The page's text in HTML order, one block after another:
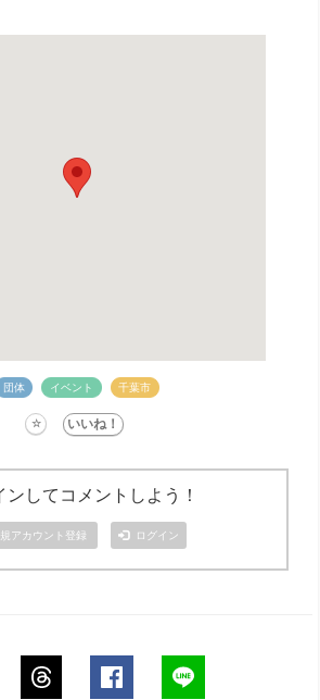
団体 イベント 千葉市
ンしてコメントしよう！
アカウント登録 ログイン